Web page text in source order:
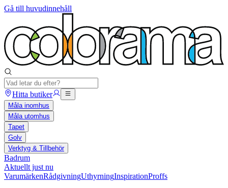
Gå till huvudinnehåll
Hitta butiker
Måla inomhus
Måla utomhus
Tapet
Golv
Verktyg & Tillbehör
Badrum
Aktuellt just nu
VarumärkenRådgivningUthyrningInspirationProffs